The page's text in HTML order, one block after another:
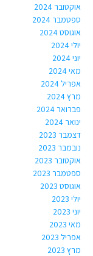
אוקטובר 2024
ספטמבר 2024
אוגוסט 2024
יולי 2024
יוני 2024
מאי 2024
אפריל 2024
מרץ 2024
פברואר 2024
ינואר 2024
דצמבר 2023
נובמבר 2023
אוקטובר 2023
ספטמבר 2023
אוגוסט 2023
יולי 2023
יוני 2023
מאי 2023
אפריל 2023
מרץ 2023